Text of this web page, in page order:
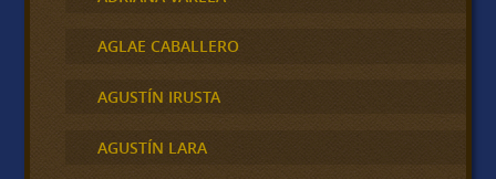
AGLAE CABALLERO
AGUSTÍN IRUSTA
AGUSTÍN LARA